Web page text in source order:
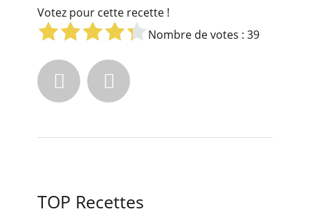
Votez pour cette recette !
Nombre de votes : 39
 
TOP Recettes